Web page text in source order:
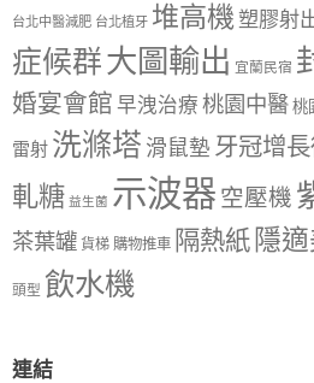
台北中醫減肥 台北植牙 堆高機塑膠射
症候群大圖輸出 宜蘭民宿
婚宴會館 早洩治療 桃園中醫 桃
雷射 洗滌塔 滑鼠墊 牙冠增
軋糖 益生菌 示波器 空壓機
茶葉罐 貨梯 購物推車 隔熱紙 隱
頭型 飲水機
連結